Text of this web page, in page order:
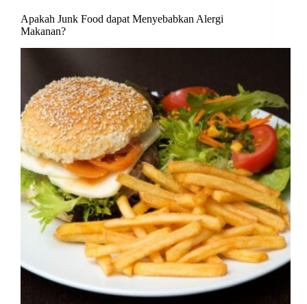
Apakah Junk Food dapat Menyebabkan Alergi
Makanan?